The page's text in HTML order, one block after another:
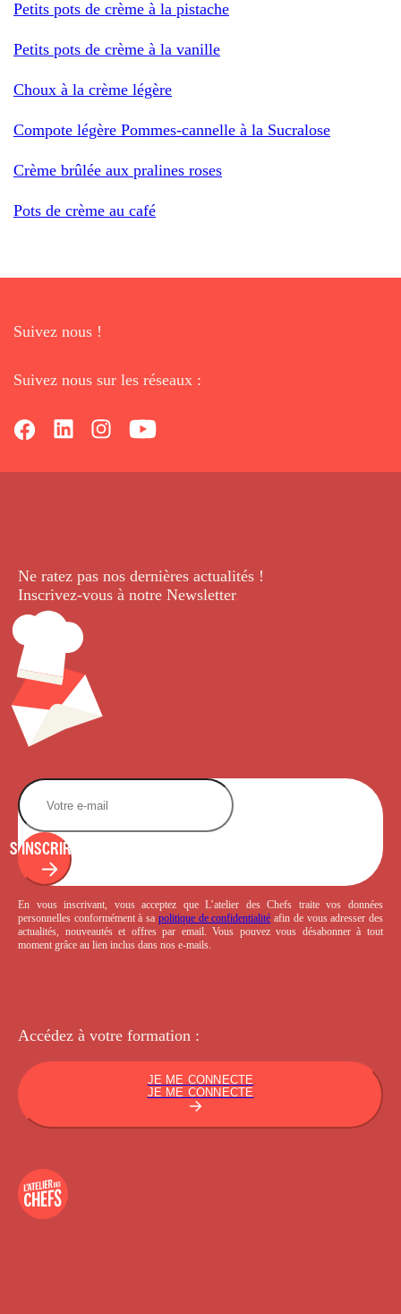
Petits pots de crème à la pistache
Petits pots de crème à la vanille
Choux à la crème légère
Compote légère Pommes-cannelle à la Sucralose
Crème brûlée aux pralines roses
Pots de crème au café
Suivez nous !
Suivez nous sur les réseaux :
Ne ratez pas nos dernières actualités !
Inscrivez-vous à notre Newsletter.
S'INSCRIRE
En vous inscrivant, vous acceptez que L’atelier des Chefs traite vos données
personnelles conformément à sa politique de confidentialité afin de vous adresser des
actualités, nouveautés et offres par email. Vous pouvez vous désabonner à tout
moment grâce au lien inclus dans nos e-mails.
Accédez à votre formation :
JE ME CONNECTE
JE ME CONNECTE